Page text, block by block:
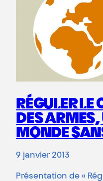
RÉGULER LE
DES ARMES,
MONDE
9 janvier 2013
Présentation de «